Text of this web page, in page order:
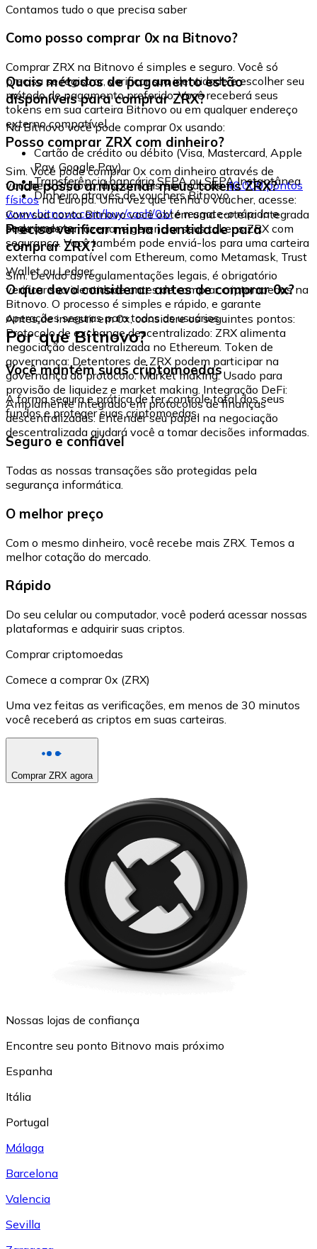
Contamos tudo o que precisa saber
Como posso comprar 0x na Bitnovo?
Comprar ZRX na Bitnovo é simples e seguro. Você só
precisa se registrar, verificar sua identidade e escolher seu
método de pagamento preferido. Você receberá seus
tokens em sua carteira Bitnovo ou em qualquer endereço
externo compatível.
Quais métodos de pagamento estão
disponíveis para comprar ZRX?
Na Bitnovo você pode comprar 0x usando:
Cartão de crédito ou débito (Visa, Mastercard, Apple
Pay, Google Pay)
Transferência bancária SEPA ou SEPA Instantânea
Dinheiro através de vouchers Bitnovo
Posso comprar ZRX com dinheiro?
Sim. Você pode comprar 0x com dinheiro através de
vouchers Bitnovo, disponíveis em mais de40.000 pontos
físicosna Europa. Uma vez que tenha o voucher, acesse:
www.bitnovo.com/buy/cash/0x/e resgate-o rápida e
seguramente.
Onde posso armazenar meus tokens ZRX?
Com sua conta Bitnovo você obtém uma carteira integrada
onde pode armazenar e gerenciar seus tokens ZRX com
segurança. Você também pode enviá-los para uma carteira
externa compatível com Ethereum, como Metamask, Trust
Wallet ou Ledger.
Preciso verificar minha identidade para
comprar ZRX?
Sim. Devido às regulamentações legais, é obrigatório
verificar sua identidade antes de comprar criptomoedas na
Bitnovo. O processo é simples e rápido, e garante
operações seguras para todos os usuários.
O que devo considerar antes de comprar 0x?
Antes de investir em 0x, considere os seguintes pontos:
Protocolo de exchange descentralizado: ZRX alimenta
negociação descentralizada no Ethereum. Token de
governança: Detentores de ZRX podem participar na
governança do protocolo. Market making: Usado para
provisão de liquidez e market making. Integração DeFi:
Amplamente integrado em protocolos de finanças
descentralizadas. Entender seu papel na negociação
descentralizada ajudará você a tomar decisões informadas.
Por que Bitnovo?
Você mantém suas criptomoedas
A forma segura e prática de ter controle total dos seus
fundos e proteger suas criptomoedas.
Seguro e confiável
Todas as nossas transações são protegidas pela
segurança informática.
O melhor preço
Com o mesmo dinheiro, você recebe mais ZRX. Temos a
melhor cotação do mercado.
Rápido
Do seu celular ou computador, você poderá acessar nossas
plataformas e adquirir suas criptos.
Comprar criptomoedas
Comece a comprar 0x (ZRX)
Uma vez feitas as verificações, em menos de 30 minutos
você receberá as criptos em suas carteiras.
Comprar ZRX agora
Nossas lojas de confiança
Encontre seu ponto Bitnovo mais próximo
Espanha
Itália
Portugal
Málaga
Barcelona
Valencia
Sevilla